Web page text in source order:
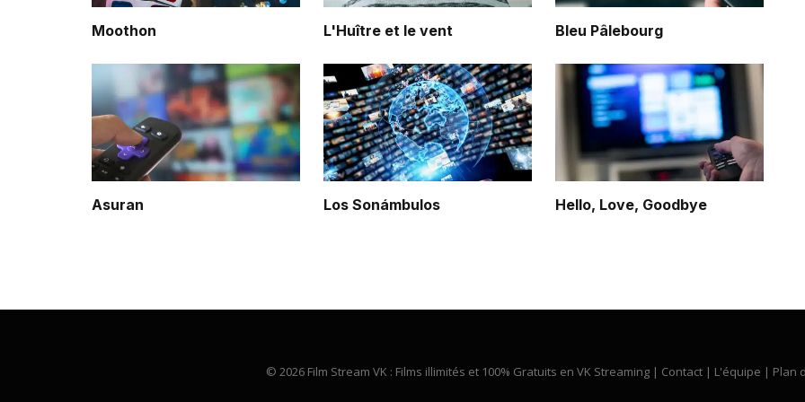
Moothon L'Huître et le vent Bleu Pâlebourg
Asuran Los Sonámbulos Hello, Love, Goodbye
© 2026 Film Stream VK : Films illimités et 100% Gratuits en VK Streaming | Contact | L'équipe | Plan